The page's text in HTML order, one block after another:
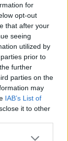
for
opt-out
that after your
seeing
utilized by
prior to
further
parties on the
may
IAB’s List of
it to other
αλλά είχαν
βιβλίου.
μουσική
τον οποίο η
η
μουσικής